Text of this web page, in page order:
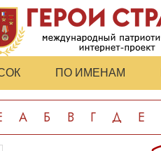
ПО ИМЕНАМ
А Б В Г Д Е